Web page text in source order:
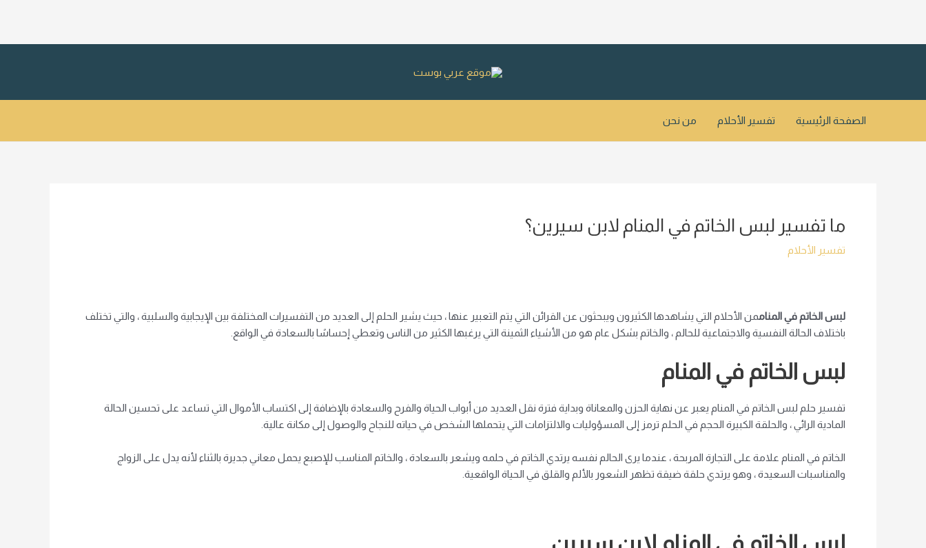
الصفحة الرئيسية تفسير الأحلام من نحن
ما تفسير لبس الخاتم في المنام لابن سيرين؟
تفسير الأحلام
لبس الخاتم في المناممن الأحلام التي يشاهدها الكثيرون ويبحثون عن القرائن التي يتم التعبير عنها ، حيث يشير الحلم إلى العديد من التفسيرات المختلفة بين الإيجابية والسلبية ، والتي تختلف
باختلاف الحالة النفسية والاجتماعية للحالم ، والخاتم بشكل عام هو من الأشياء الثمينة التي يرغبها الكثير من الناس وتعطي إحساسًا بالسعادة في الواقع.
لبس الخاتم في المنام
تفسير حلم لبس الخاتم في المنام يعبر عن نهاية الحزن والمعاناة وبداية فترة نقل العديد من أبواب الحياة والفرح والسعادة بالإضافة إلى اكتساب الأموال التي تساعد على تحسين الحالة
المادية الرائي ، والحلقة الكبيرة الحجم في الحلم ترمز إلى المسؤوليات والالتزامات التي يتحملها الشخص في حياته للنجاح والوصول إلى مكانة عالية.
الخاتم في المنام علامة على التجارة المربحة ، عندما يرى الحالم نفسه يرتدي الخاتم في حلمه ويشعر بالسعادة ، والخاتم المناسب للإصبع يحمل معاني جديرة بالثناء لأنه يدل على الزواج
والمناسبات السعيدة ، وهو يرتدي حلقة ضيقة تظهر الشعور بالألم والقلق في الحياة الواقعية.